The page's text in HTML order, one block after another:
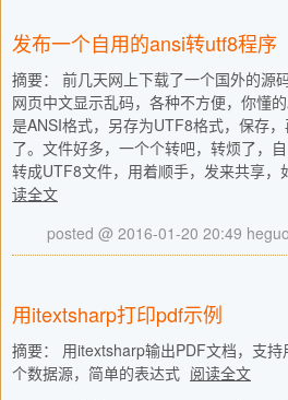
发布一个自用的ansi转utf8程序
摘要： 前几天网上下载了一个国外的源
网页中文显示乱码，各种不方便，你懂
是ANSI格式，另存为UTF8格式，保存
了。文件好多，一个个转吧，转烦了，
转成UTF8文件，用着顺手，发来共享，
读全文
posted @ 2016-01-20 20:49 heguo
用itextsharp打印pdf示例
摘要： 用itextsharp输出PDF文档，支
个数据源，简单的表达式 阅读全文